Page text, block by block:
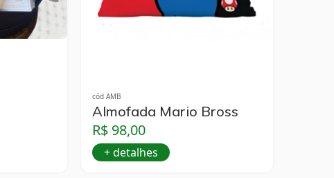
cód AMB
Almofada Mario Bross
R$ 98,00
+ detalhes